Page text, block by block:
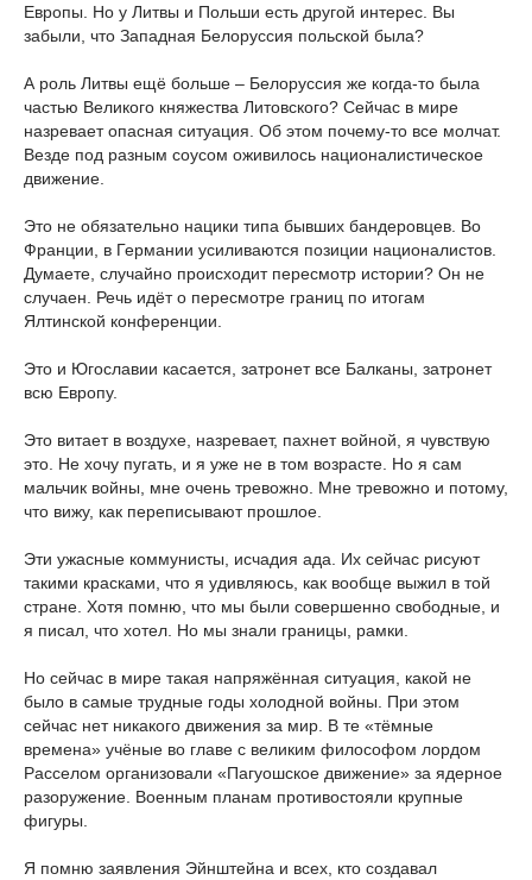
Европы. Но у Литвы и Польши есть другой интерес. Вы
забыли, что Западная Белоруссия польской была?
А роль Литвы ещё больше – Белоруссия же когда-то была
частью Великого княжества Литовского? Сейчас в мире
назревает опасная ситуация. Об этом почему-то все молчат.
Везде под разным соусом оживилось националистическое
движение.
Это не обязательно нацики типа бывших бандеровцев. Во
Франции, в Германии усиливаются позиции националистов.
Думаете, случайно происходит пересмотр истории? Он не
случаен. Речь идёт о пересмотре границ по итогам
Ялтинской конференции.
Это и Югославии касается, затронет все Балканы, затронет
всю Европу.
Это витает в воздухе, назревает, пахнет войной, я чувствую
это. Не хочу пугать, и я уже не в том возрасте. Но я сам
мальчик войны, мне очень тревожно. Мне тревожно и потому,
что вижу, как переписывают прошлое.
Эти ужасные коммунисты, исчадия ада. Их сейчас рисуют
такими красками, что я удивляюсь, как вообще выжил в той
стране. Хотя помню, что мы были совершенно свободные, и
я писал, что хотел. Но мы знали границы, рамки.
Но сейчас в мире такая напряжённая ситуация, какой не
было в самые трудные годы холодной войны. При этом
сейчас нет никакого движения за мир. В те «тёмные
времена» учёные во главе с великим философом лордом
Расселом организовали «Пагуошское движение» за ядерное
разоружение. Военным планам противостояли крупные
фигуры.
Я помню заявления Эйнштейна и всех, кто создавал